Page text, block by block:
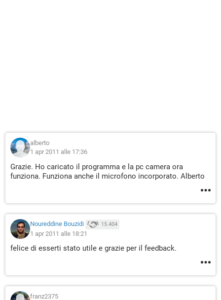
alberto
1 apr 2011 alle 17:36
Grazie. Ho caricato il programma e la pc camera ora
funziona. Funziona anche il microfono incorporato. Alberto
Noureddine Bouzidi 15.404
1 apr 2011 alle 18:21
felice di esserti stato utile e grazie per il feedback.
franz2375